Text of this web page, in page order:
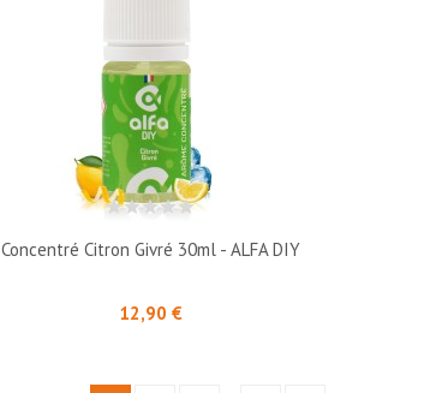
Concentré Citron Givré 30ml - ALFA DIY
12,90 €Prix